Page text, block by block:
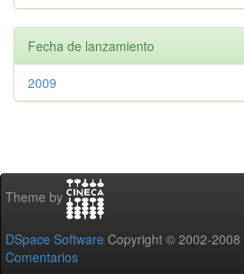
Fecha de lanzamiento
2009
Theme by
DSpace Software Copyright © 2002-2008
Comentarios